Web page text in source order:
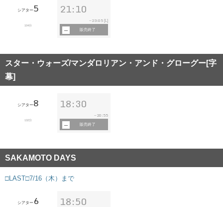
シアター5
104分
21:10
~ 23:05 [L]
販売終了
スター・ウォーズ/マンダロリアン・アンド・グローグー[字
幕]
シアター8
132分
18:30
~ 20:55
販売終了
SAKAMOTO DAYS
□LAST□7/16（木）まで
シアター 6 18:50